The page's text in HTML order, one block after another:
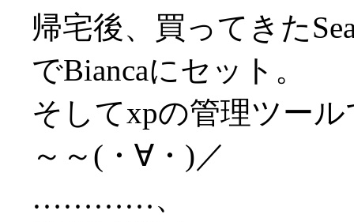
帰宅後、買ってきた
でBiancaにセット。
そしてxpの管理ツー
～～(・∀・)／
…………、